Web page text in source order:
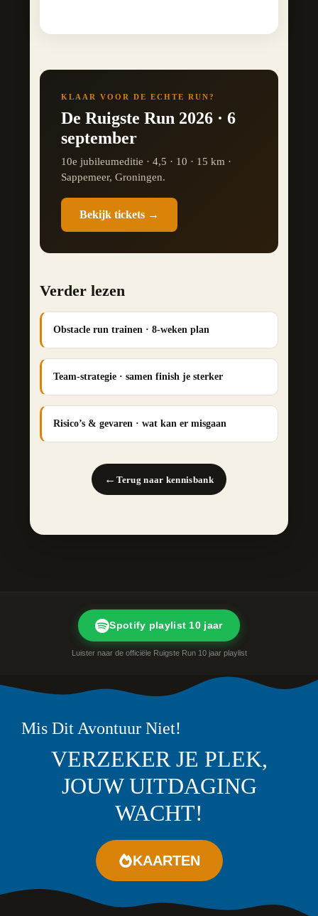
KLAAR VOOR DE ECHTE RUN?
De Ruigste Run 2026 · 6
september
10e jubileumeditie · 4,5 · 10 · 15 km ·
Sappemeer, Groningen.
Bekijk tickets →
Verder lezen
Obstacle run trainen · 8-weken plan
Team-strategie · samen finish je sterker
Risico’s & gevaren · wat kan er misgaan
← Terug naar kennisbank
Spotify playlist 10 jaar
Luister naar de officiële Ruigste Run 10 jaar playlist
Mis Dit Avontuur Niet!
VERZEKER JE PLEK,
JOUW UITDAGING
WACHT!
KAARTEN